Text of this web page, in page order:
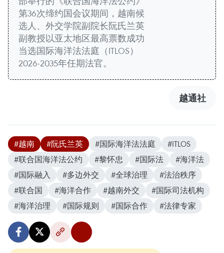
第36次缔约国会议期间，越南候
选人、外交学院副院长阮氏兰英
副教授以亚太地区最高票数成功
当选国际海洋法法庭（ITLOS）
2026-2035年任期法官。
越通社
#越南 #阮氏兰英 #国际海洋法法庭
#ITLOS
#联合国海洋法公约
#黎怀忠 #国际法
#海洋法
#国际融入
#多边外交 #全球治理
#法治秩序
#联合国
#海洋合作 #越南外交
#国际司法机构
#海洋治理
#国际规则 #国际合作 #法律专家